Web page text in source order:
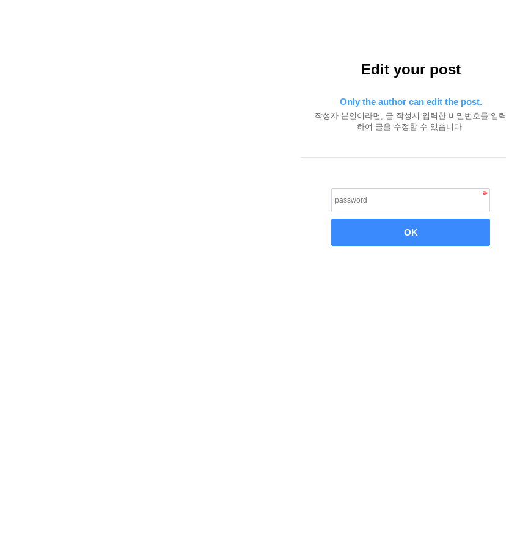
Edit your post
Only the author can edit the post.
작성자 본인이라면, 글 작성시 입력한 비밀번호를 입력
하여 글을 수정할 수 있습니다.